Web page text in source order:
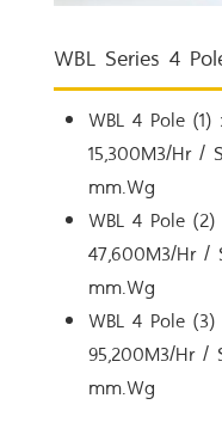
WBL Series 4
WBL 4 Pole
15,300M3/Hr /
mm.Wg
WBL 4 Pole
47,600M3/Hr /
mm.Wg
WBL 4 Pole
95,200M3/Hr /
mm.Wg